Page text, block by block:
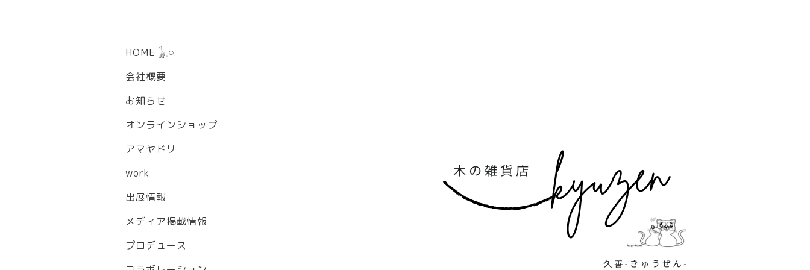
HOME 𓃱𓈒𓏸
会社概要
お知らせ
オンラインショップ
アマヤドリ
work
出展情報
メディア掲載情報
プロデュース